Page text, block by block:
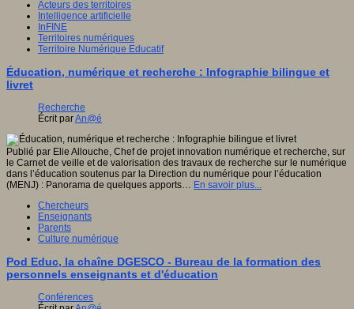
Acteurs des territoires
Intelligence artificielle
InFINE
Territoires numériques
Territoire Numérique Educatif
Éducation, numérique et recherche : Infographie bilingue et
livret
Recherche
Écrit parAn@é
Publié par Elie Allouche, Chef de projet innovation numérique et recherche, sur
le Carnet de veille et de valorisation des travaux de recherche sur le numérique
dans l’éducation soutenus par la Direction du numérique pour l’éducation
(MENJ) : Panorama de quelques apports… En savoir plus...
Chercheurs
Enseignants
Parents
Culture numérique
Pod Educ, la chaîne DGESCO - Bureau de la formation des
personnels enseignants et d'éducation
Conférences